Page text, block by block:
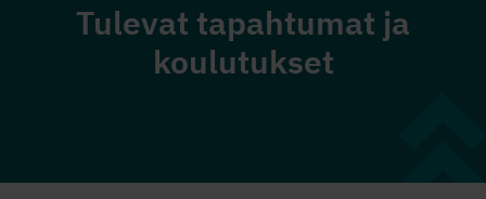
Tulevat tapahtumat ja
koulutukset